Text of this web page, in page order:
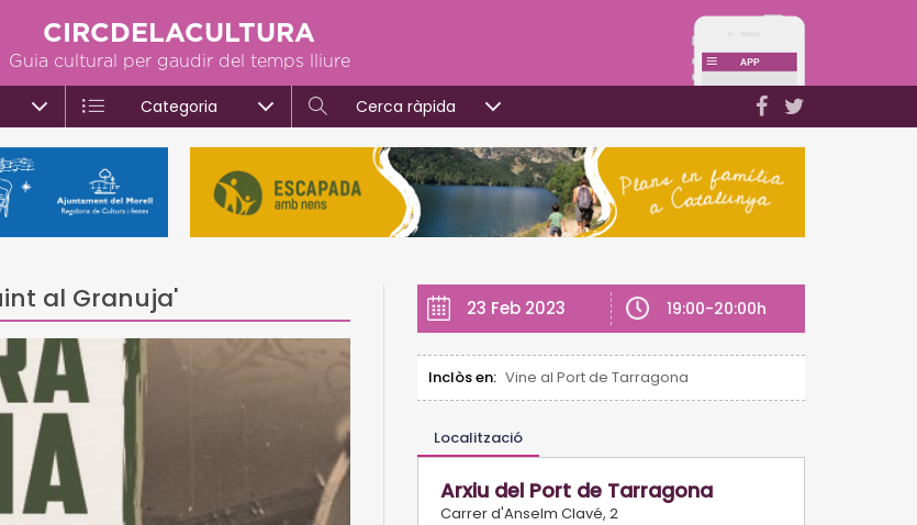
CIRCDELACULTURA
Guia cultural per gaudir del temps lliure
Categoria Cerca ràpida
al Granuja' 23 Feb 2023 19:00-20:00h
Inclòs en: Vine al Port de Tarragona
Localització
Arxiu del Port de Tarragona
Carrer d'Anselm Clavé, 2